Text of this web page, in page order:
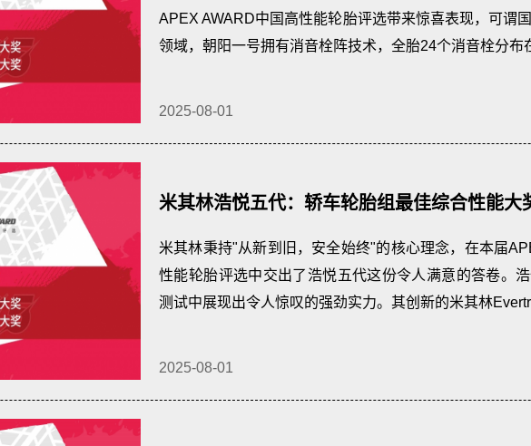
APEX AWARD中国高性能轮胎评选带来惊喜表现，可谓
领域，朝阳一号拥有消音栓阵技术，全胎24个消音栓分布
2025-08-01
米其林浩悦五代：轿车轮胎组最佳综合性能大
能大奖
米其林秉持"从新到旧，安全始终"的核心理念，在本届
性能轮胎评选中交出了浩悦五代这份令人满意的答卷。
测试中展现出令人惊叹的强劲实力。其创新的米其林Evertr
2025-08-01